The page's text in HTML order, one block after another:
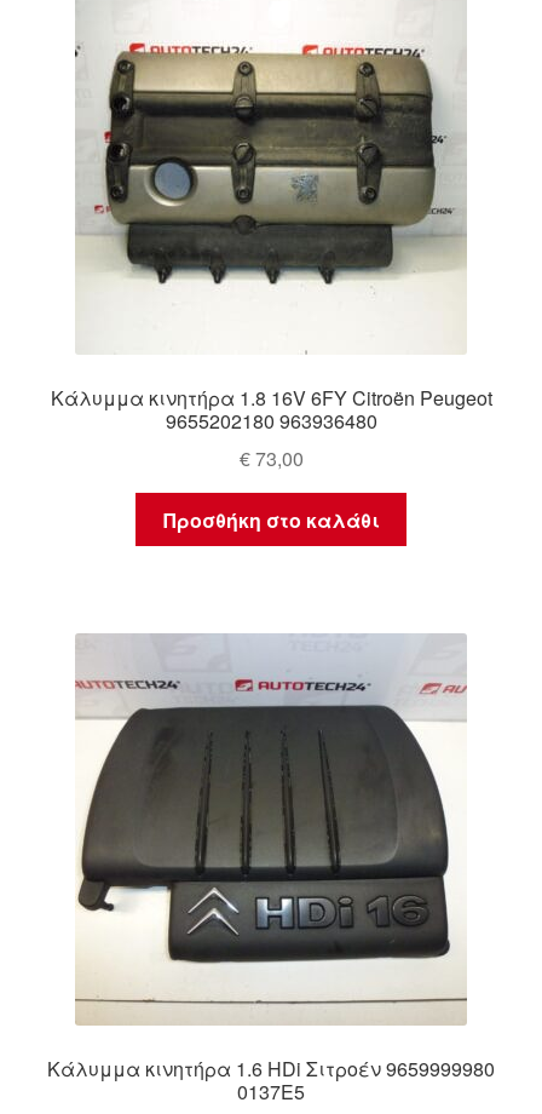
Κάλυμμα κινητήρα 1.8 16V 6FY Citroën Peugeot
9655202180 963936480
€73,00
Προσθήκη στο καλάθι
Κάλυμμα κινητήρα 1.6 HDi Σιτροέν 9659999980
0137E5